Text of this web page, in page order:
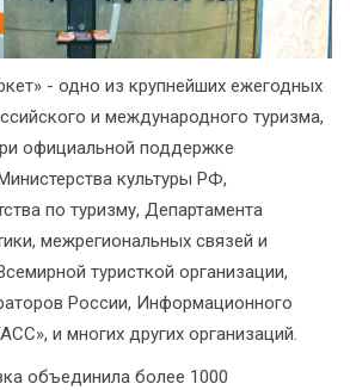
- одно из крупнейших ежегодных
и международного туризма,
официальной поддержке
культуры РФ,
по туризму, Департамента
межрегиональных связей и
туристкой организации,
России, Информационного
и многих других организаций.
объединила более 1000